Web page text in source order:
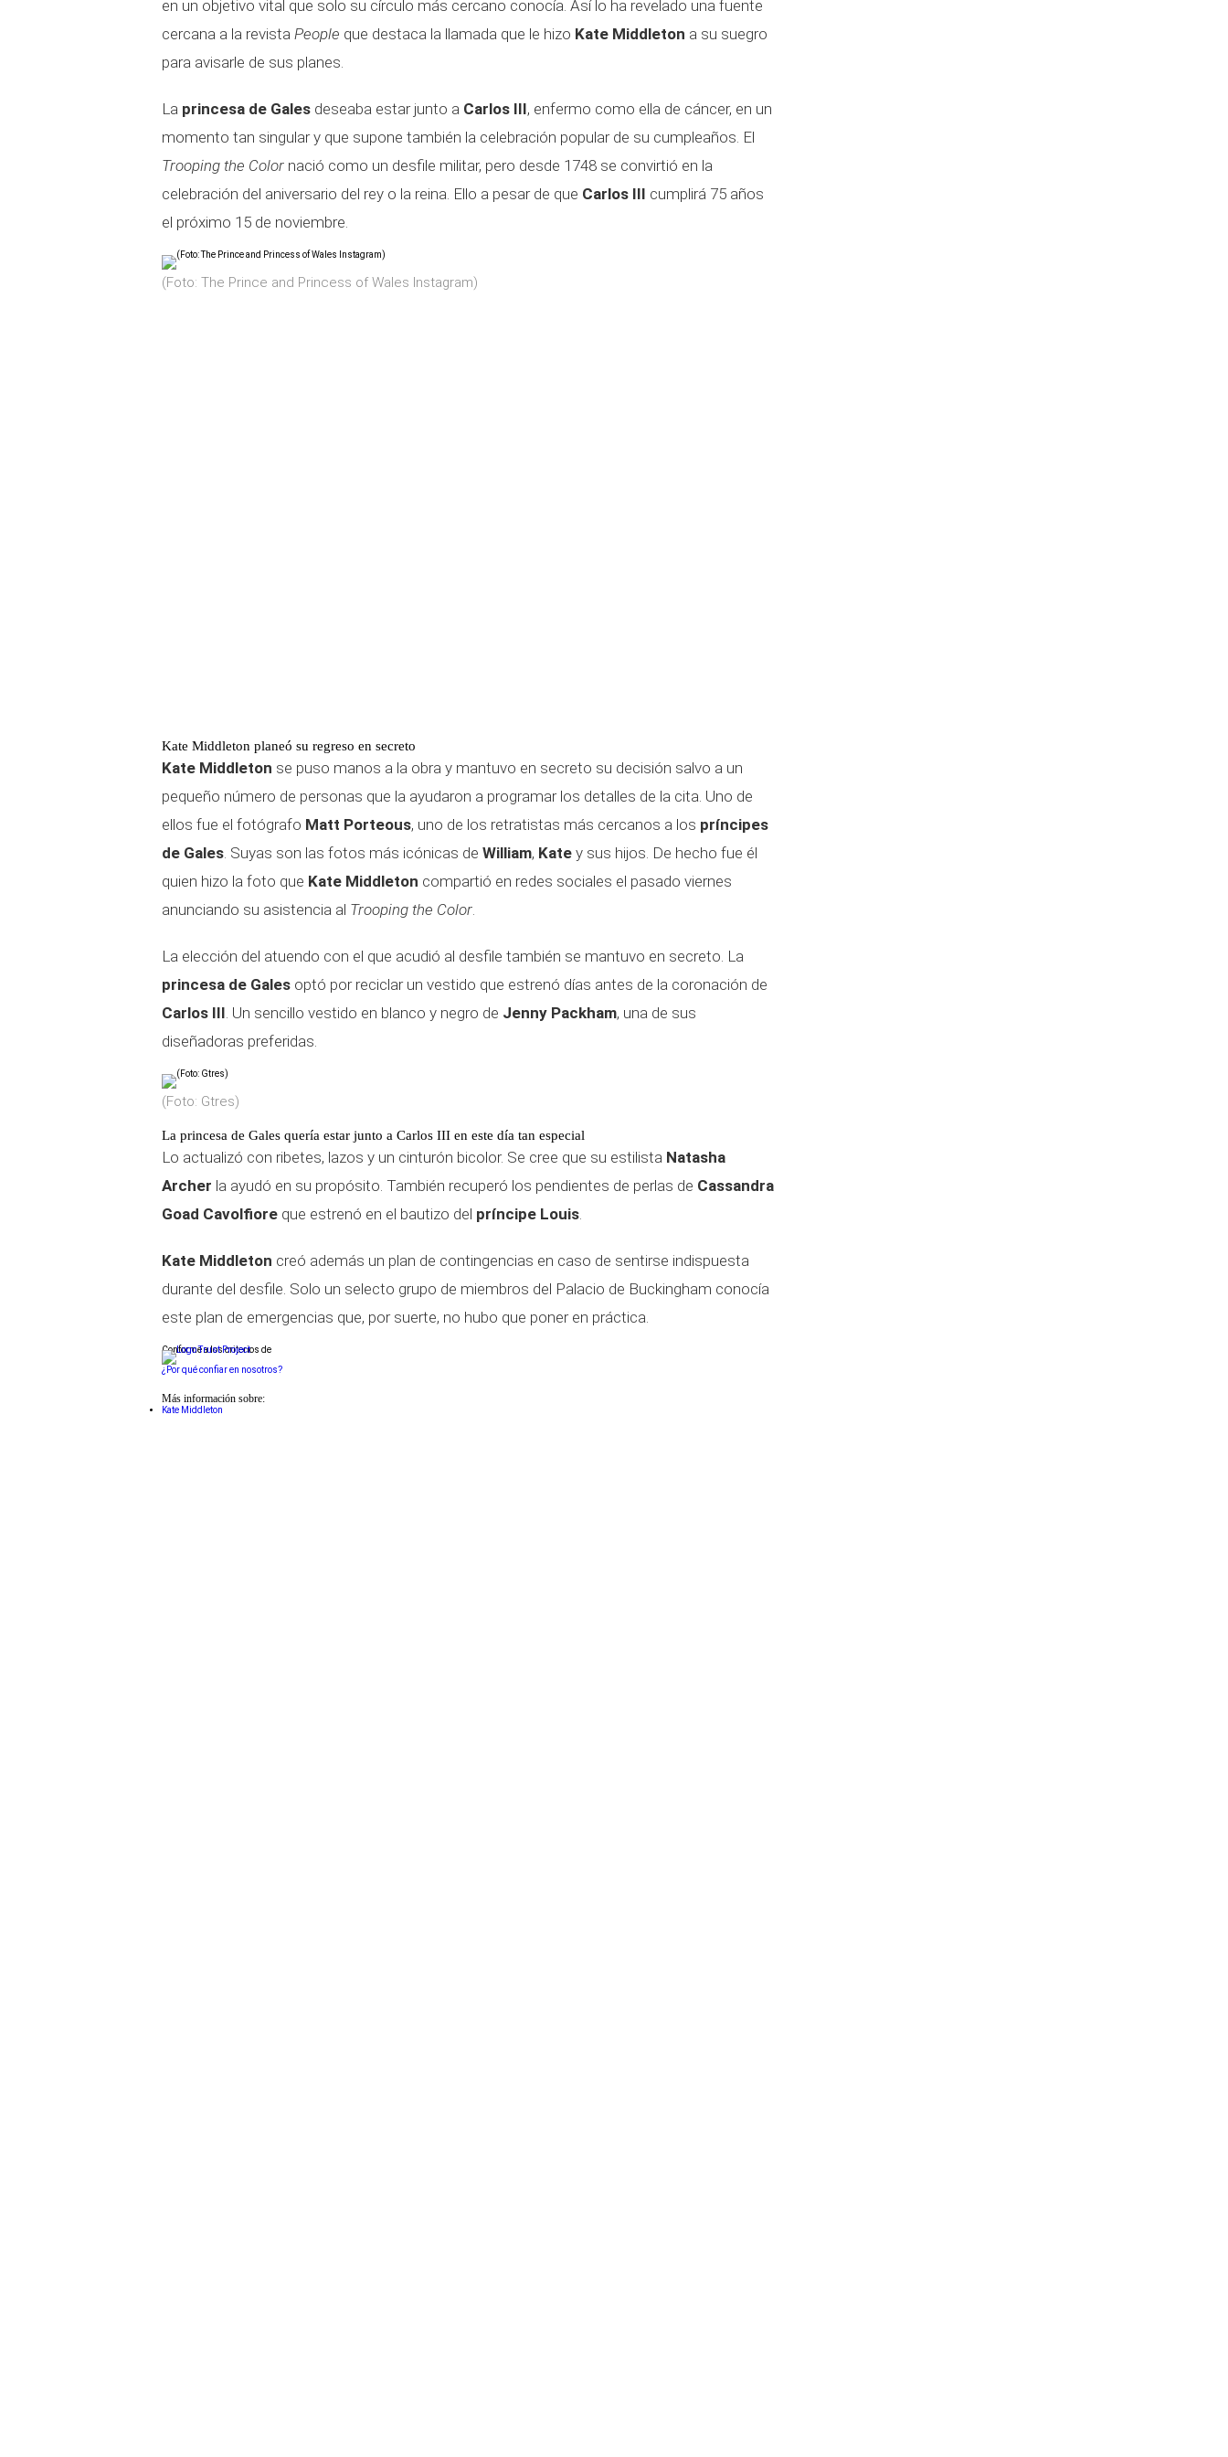
en un objetivo vital que solo su círculo más cercano conocía. Así lo ha revelado una fuente
cercana a la revista People que destaca la llamada que le hizo Kate Middleton a su suegro
para avisarle de sus planes.
La princesa de Gales deseaba estar junto a Carlos III, enfermo como ella de cáncer, en un
momento tan singular y que supone también la celebración popular de su cumpleaños. El
Trooping the Color nació como un desfile militar, pero desde 1748 se convirtió en la
celebración del aniversario del rey o la reina. Ello a pesar de que Carlos III cumplirá 75 años
el próximo 15 de noviembre.
(Foto: The Prince and Princess of Wales Instagram)
Kate Middleton planeó su regreso en secreto
Kate Middleton se puso manos a la obra y mantuvo en secreto su decisión salvo a un
pequeño número de personas que la ayudaron a programar los detalles de la cita. Uno de
ellos fue el fotógrafo Matt Porteous, uno de los retratistas más cercanos a los príncipes
de Gales. Suyas son las fotos más icónicas de William, Kate y sus hijos. De hecho fue él
quien hizo la foto que Kate Middleton compartió en redes sociales el pasado viernes
anunciando su asistencia al Trooping the Color.
La elección del atuendo con el que acudió al desfile también se mantuvo en secreto. La
princesa de Gales optó por reciclar un vestido que estrenó días antes de la coronación de
Carlos III. Un sencillo vestido en blanco y negro de Jenny Packham, una de sus
diseñadoras preferidas.
(Foto: Gtres)
La princesa de Gales quería estar junto a Carlos III en este día tan especial
Lo actualizó con ribetes, lazos y un cinturón bicolor. Se cree que su estilista Natasha
Archer la ayudó en su propósito. También recuperó los pendientes de perlas de Cassandra
Goad Cavolfiore que estrenó en el bautizo del príncipe Louis.
Kate Middleton creó además un plan de contingencias en caso de sentirse indispuesta
durante del desfile. Solo un selecto grupo de miembros del Palacio de Buckingham conocía
este plan de emergencias que, por suerte, no hubo que poner en práctica.
Conforme a los criterios de
¿Por qué confiar en nosotros?
Más información sobre:
Kate Middleton